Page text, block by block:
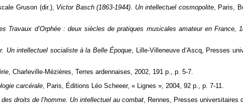
Gruson (dir.), Victor Basch (1863-1944) Un intellectuel cosmopolite, Paris,
Travaux d’Orphée : deux siècles de pratiques musicales amateur en France,
Un intellectuel socialiste à la Belle Époque , Lille-Villeneuve d’Ascq, Presses
, Charleville-Mézières, Terres ardennaises, 2002, 191 p., p. 5-7.
carcérale , Paris, Éditions Léo Scheeer, « Lignes », 2004, 92 p., p. 7-11.
droits de l’homme. Un intellectuel au combat , Rennes, Presses universitaires